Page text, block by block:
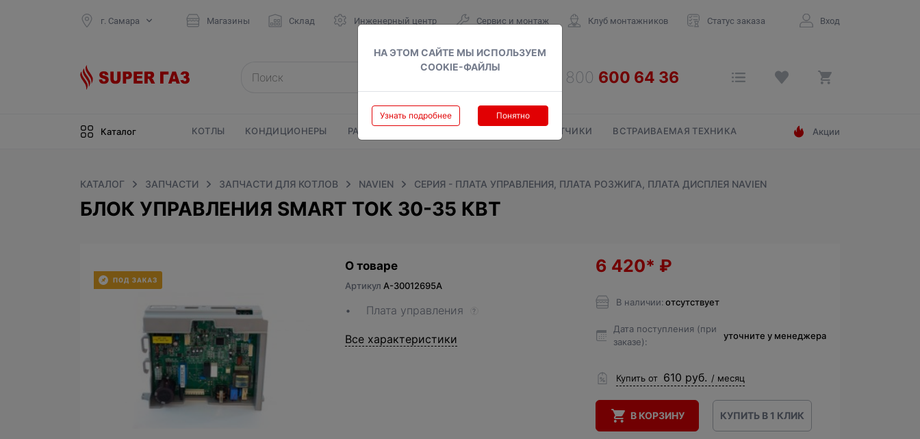
НА ЭТОМ САЙТЕ МЫ ИСПОЛЬЗУЕМ
COOKIE-ФАЙЛЫ
Узнать подробнее Понятно
г. Самара Магазины Склад Инженерный центр Сервис и монтаж Клуб монтажников Статус заказа Вход
Каталог КОТЛЫ КОНДИЦИОНЕРЫ РАДИАТОРЫ СЧЕТЧИКИ ВСТРАИВАЕМАЯ ТЕХНИКА Акции
КАТАЛОГ ЗАПЧАСТИ ЗАПЧАСТИ ДЛЯ КОТЛОВ NAVIEN СЕРИЯ - ПЛАТА УПРАВЛЕНИЯ, ПЛАТА РОЗЖИГА, ПЛАТА ДИСПЛЕЯ NAVIEN
БЛОК УПРАВЛЕНИЯ SMART ТОК 30-35 КВТ
О товаре
Артикул A-30012695A
Плата управления ?
Все характеристики
6 420* ₽
В наличии: отсутствует
Дата поступления (при
заказе):
уточните у менеджера
Купить от 610 руб. / месяц
В КОРЗИНУ КУПИТЬ В 1 КЛИК